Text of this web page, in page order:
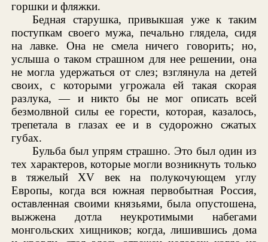
горшки и фляжки.
Бедная старушка, привыкшая уже к таким
поступкам своего мужа, печально глядела, сидя
на лавке. Она не смела ничего говорить; но,
услыша о таком страшном для нее решении, она
не могла удержаться от слез; взглянула на детей
своих, с которыми угрожала ей такая скорая
разлука, — и никто бы не мог описать всей
безмолвной силы ее горести, которая, казалось,
трепетала в глазах ее и в судорожно сжатых
губах.
Бульба был упрям страшно. Это был один из
тех характеров, которые могли возникнуть только
в тяжелый XV век на полукочующем углу
Европы, когда вся южная первобытная Россия,
оставленная своими князьями, была опустошена,
выжжена дотла неукротимыми набегами
монгольских хищников; когда, лишившись дома